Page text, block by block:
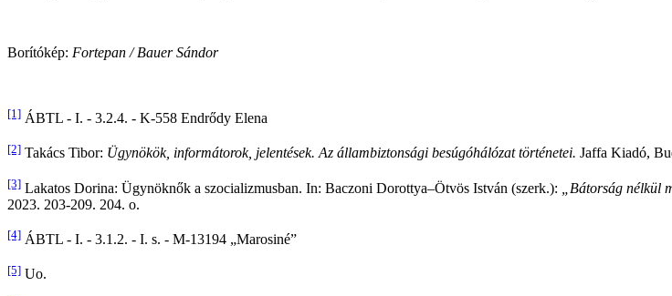
Borítókép: Fortepan / Bauer Sándor
[1] ÁBTL - I. - 3.2.4. - K-558 Endrődy Elena
[2] Takács Tibor: Ügynökök, informátorok, jelentések. Az állambiztonsági besúgóhálózat történetei. Jaffa Kiadó,
[3] Lakatos Dorina: Ügynöknők a szocializmusban. In: Baczoni Dorottya–Ötvös István (szerk.): „Bátorság nélkül
2023. 203-209. 204. o.
[4] ÁBTL - I. - 3.1.2. - I. s. - M-13194 „Marosiné”
[5] Uo.